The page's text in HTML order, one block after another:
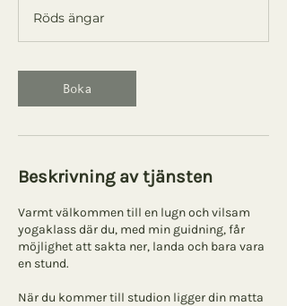
m
i
Röds ängar
Boka
Beskrivning av tjänsten
Varmt välkommen till en lugn och vilsam
yogaklass där du, med min guidning, får
möjlighet att sakta ner, landa och bara vara
en stund.
När du kommer till studion ligger din matta